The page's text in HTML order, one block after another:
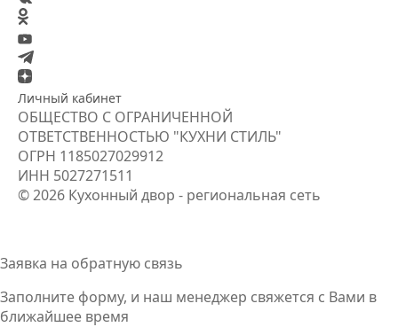
Личный кабинет
ОБЩЕСТВО С ОГРАНИЧЕННОЙ
ОТВЕТСТВЕННОСТЬЮ "КУХНИ СТИЛЬ"
ОГРН 1185027029912
ИНН 5027271511
© 2026 Кухонный двор - региональная сеть
Заявка на обратную связь
Заполните форму, и наш менеджер свяжется с Вами в
ближайшее время